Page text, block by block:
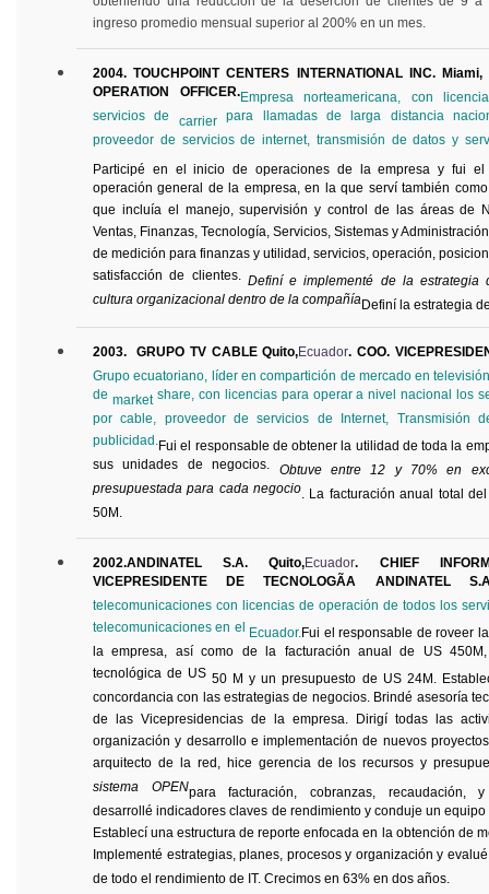
ingreso promedio mensual superior al 200% en un mes.
2004. TOUCHPOINT CENTERS INTERNATIONAL INC. Miami,
OPERATION OFFICER.Empresa norteamericana, con
servicios de carrierpara llamadas de larga distancia
proveedor de servicios de internet, transmisión de datos y
Participé en el inicio de operaciones de la empresa y fui el
operación general de la empresa, en la que serví también
que incluía el manejo, supervisión y control de las áreas de
Ventas, Finanzas, Tecnología, Servicios, Sistemas y
de medición para finanzas y utilidad, servicios, operación,
satisfacción de clientes. Definí e implementé de la estrategia
cultura organizacional dentro de la compañíaDefiní la estrategia
2003. GRUPO TV CABLE Quito,Ecuador. COO.
Grupo ecuatoriano, líder en compartición de mercado en
de marketshare, con licencias para operar a nivel nacional los
por cable, proveedor de servicios de Internet, Transmisión
publicidad.Fui el responsable de obtener la utilidad de toda la
sus unidades de negocios. Obtuve entre 12 y 70% en
presupuestada para cada negocio . La facturación anual total
50M.
2002.ANDINATEL S.A. Quito,Ecuador. CHIEF
VICEPRESIDENTE DE TECNOLOGÃA ANDINATEL
telecomunicaciones con licencias de operación de todos los
telecomunicaciones en el Ecuador. Fui el responsable deroveer
la empresa, así como de la facturación anual de US 450M,
tecnológica de US50 M y un presupuesto de US 24M.
concordancia con las estrategias de negocios. Brindé asesoría
de las Vicepresidencias de la empresa. Dirigí todas las
organización y desarrollo e implementación de nuevos
arquitecto de la red, hice gerencia de los recursos y
sistema OPENpara facturación, cobranzas, recaudación, y
desarrollé indicadores claves de rendimiento y conduje un
Establecí una estructura de reporte enfocada en la obtención de
Implementé estrategias, planes, procesos y organización y
de todo el rendimiento de IT. Crecimos en 63% en dos años.